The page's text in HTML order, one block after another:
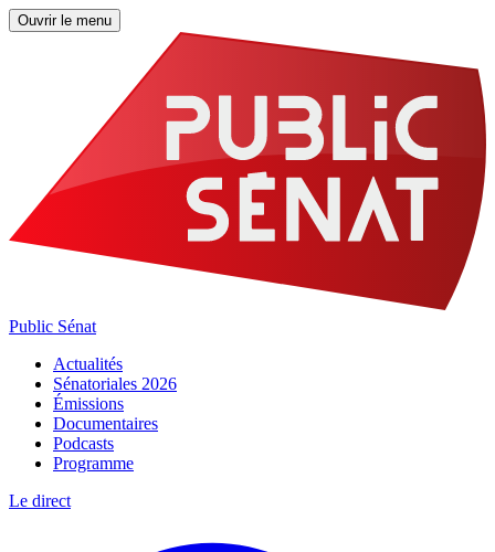
Ouvrir le menu
Public Sénat
Actualités
Sénatoriales 2026
Émissions
Documentaires
Podcasts
Programme
Le direct